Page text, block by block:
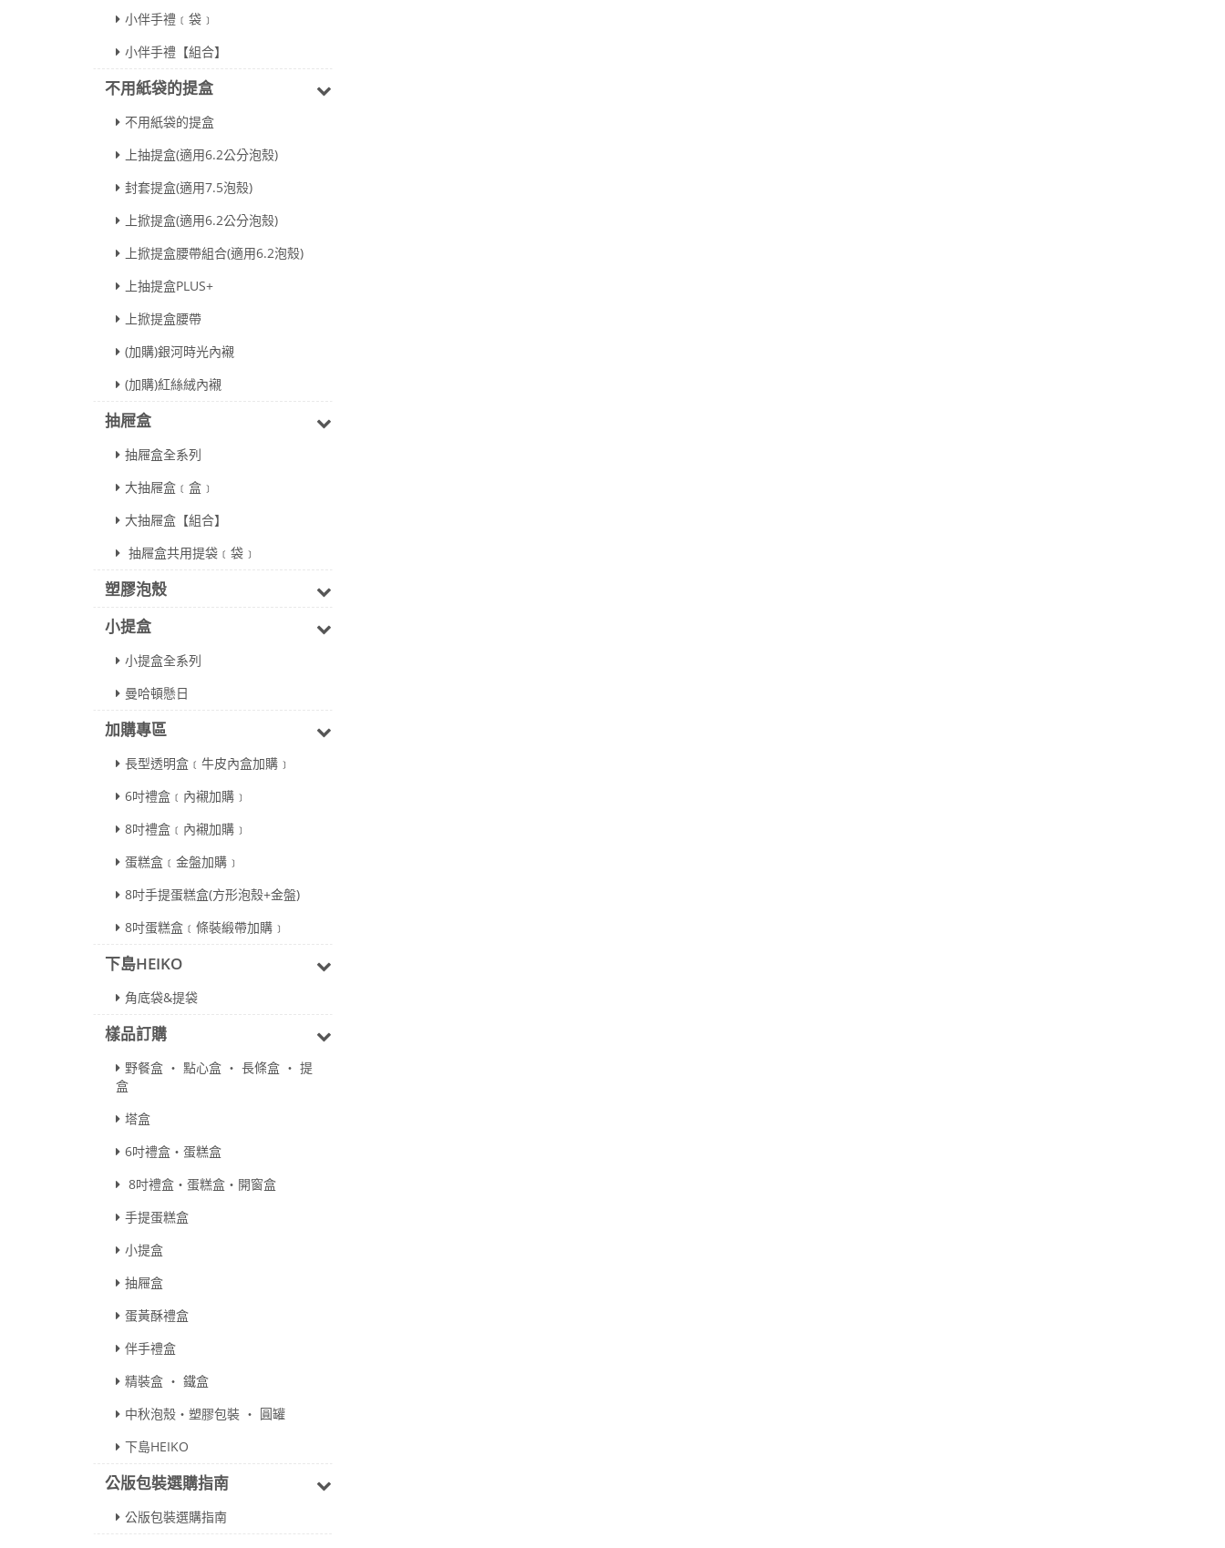
小伴手禮﹝袋﹞
小伴手禮【組合】
不用紙袋的提盒
不用紙袋的提盒
上抽提盒(適用6.2公分泡殼)
封套提盒(適用7.5泡殼)
上掀提盒(適用6.2公分泡殼)
上掀提盒腰帶組合(適用6.2泡殼)
上抽提盒PLUS+
上掀提盒腰帶
(加購)銀河時光內襯
(加購)紅絲絨內襯
抽屜盒
抽屜盒全系列
大抽屜盒﹝盒﹞
大抽屜盒【組合】
抽屜盒共用提袋﹝袋﹞
塑膠泡殼
小提盒
小提盒全系列
曼哈頓懸日
加購專區
長型透明盒﹝牛皮內盒加購﹞
6吋禮盒﹝內襯加購﹞
8吋禮盒﹝內襯加購﹞
蛋糕盒﹝金盤加購﹞
8吋手提蛋糕盒(方形泡殼+金盤)
8吋蛋糕盒﹝條裝緞帶加購﹞
下島HEIKO
角底袋&提袋
樣品訂購
野餐盒 ‧ 點心盒 ‧ 長條盒 ‧ 提
盒
塔盒
6吋禮盒‧蛋糕盒
8吋禮盒‧蛋糕盒‧開窗盒
手提蛋糕盒
小提盒
抽屜盒
蛋黃酥禮盒
伴手禮盒
精裝盒 ‧ 鐵盒
中秋泡殼‧塑膠包裝 ‧ 圓罐
下島HEIKO
公版包裝選購指南
公版包裝選購指南